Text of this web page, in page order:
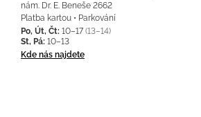
nám. Dr. E. Beneše 2662
Platba kartou • Parkování
Po, Út, Čt: 10–17 (13–14)
St, Pá: 10–13
Kde nás najdete